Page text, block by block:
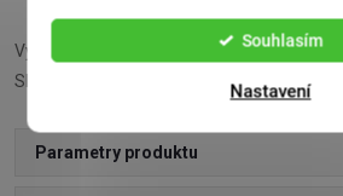
Souhlasím
Nastavení
Výrobce: Chocomax s.r.o., Ĺ.Podjavorinskej
Slovenská republika
Parametry produktu